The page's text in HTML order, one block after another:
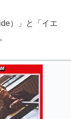
）」と「イエ